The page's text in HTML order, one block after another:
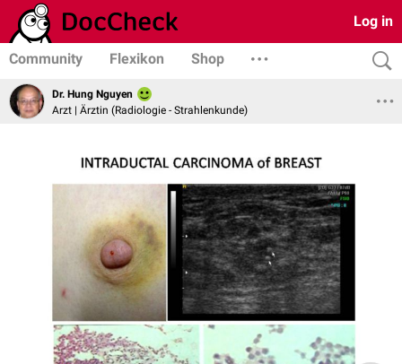
Log in
Community Flexikon Shop
Dr. Hung Nguyen
Arzt | Ärztin (Radiologie - Strahlenkunde)